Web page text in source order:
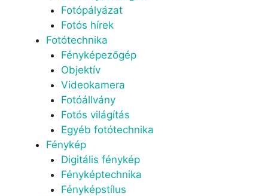
Fotópályázat
Fotós hírek
Fotótechnika
Fényképezőgép
Objektív
Videokamera
Fotóállvány
Fotós világítás
Egyéb fotótechnika
Fénykép
Digitális fénykép
Fényképtechnika
Fényképstílus